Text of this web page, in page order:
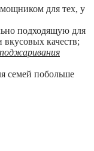
для тех, у
подходящую для
вкусовых качеств;
поджаривания
семей побольше